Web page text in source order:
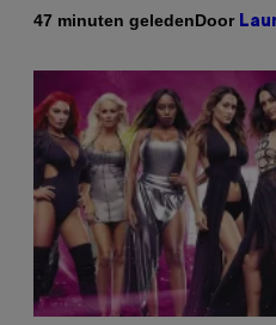
47 minuten geledenDoor